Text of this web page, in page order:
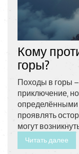
Кому
горы?
Походы в горы
приключение,
определёнными
проявлять
могут
советы помогут
Рассмотрим
Читать далее